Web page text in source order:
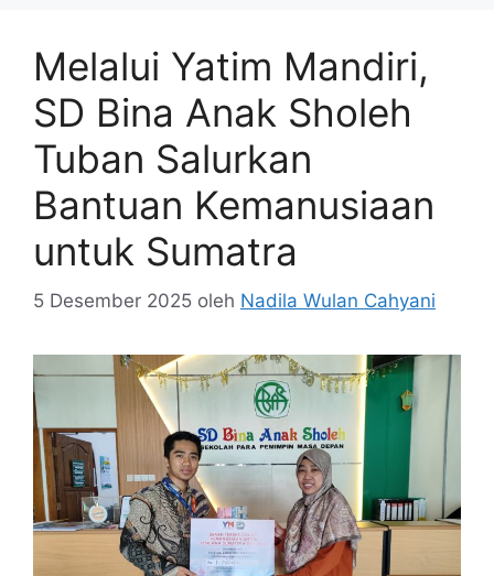
Melalui Yatim Mandiri,
SD Bina Anak Sholeh
Tuban Salurkan
Bantuan Kemanusiaan
untuk Sumatra
5 Desember 2025 oleh Nadila Wulan Cahyani